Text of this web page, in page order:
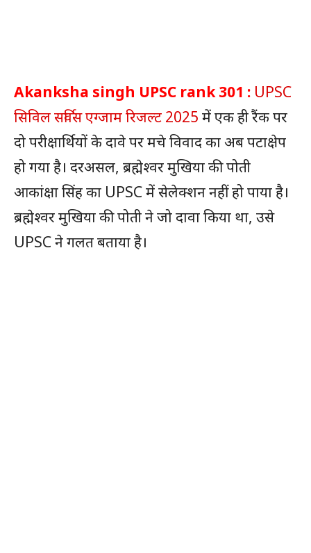
Akanksha singh UPSC rank 301 : UPSC
सिविल सर्विस एग्‍जाम रिजल्‍ट 2025 में एक ही रैंक पर
दो परीक्षार्थियों के दावे पर मचे विवाद का अब पटाक्षेप
हो गया है। दरअसल, ब्रह्मेश्वर मुखिया की पोती
आकांक्षा सिंह का UPSC में सेलेक्शन नहीं हो पाया है।
ब्रह्मेश्वर मुखिया की पोती ने जो दावा किया था, उसे
UPSC ने गलत बताया है।